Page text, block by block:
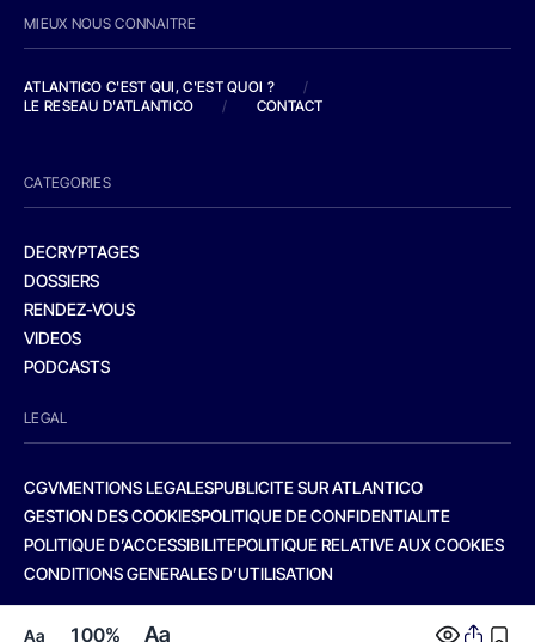
Aa 100% Aa
MIEUX NOUS CONNAITRE
ATLANTICO C'EST QUI, C'EST QUOI ?
/
LE RESEAU D'ATLANTICO
/ CONTACT
CATEGORIES
DECRYPTAGES
DOSSIERS
RENDEZ-VOUS
VIDEOS
PODCASTS
LEGAL
CGVMENTIONS LEGALESPUBLICITE SUR ATLANTICO
GESTION DES COOKIESPOLITIQUE DE CONFIDENTIALITE
POLITIQUE D’ACCESSIBILITEPOLITIQUE RELATIVE AUX COOKIES
CONDITIONS GENERALES D’UTILISATION